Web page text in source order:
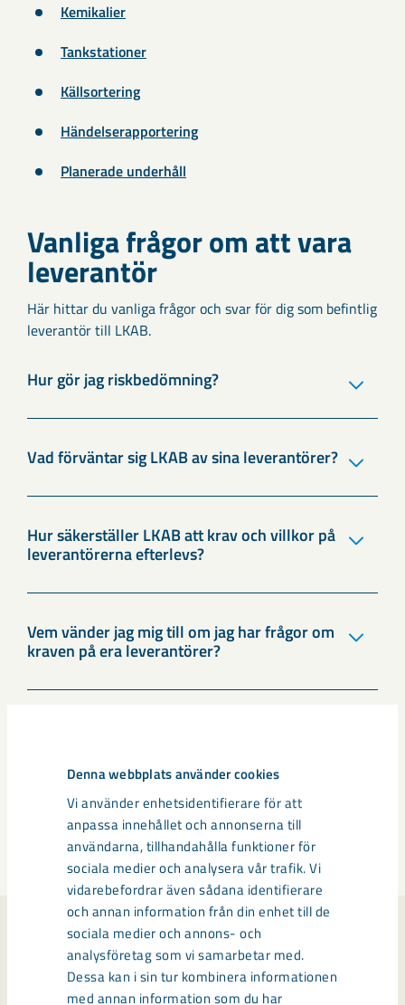
Denna webbplats använder cookies
Vi använder enhetsidentifierare för att
anpassa innehållet och annonserna till
användarna, tillhandahålla funktioner för
sociala medier och analysera vår trafik. Vi
vidarebefordrar även sådana identifierare
och annan information från din enhet till de
sociala medier och annons- och
analysföretag som vi samarbetar med.
Dessa kan i sin tur kombinera informationen
med annan information som du har
Kemikalier
Tankstationer
Källsortering
Händelserapportering
Planerade underhåll
Vanliga frågor om att vara
leverantör
Här hittar du vanliga frågor och svar för dig som befintlig
leverantör till LKAB.
Hur gör jag riskbedömning?
Vad förväntar sig LKAB av sina leverantörer?
Hur säkerställer LKAB att krav och villkor på
leverantörerna efterlevs?
Vem vänder jag mig till om jag har frågor om
kraven på era leverantörer?
Föregående 1 2 Nästa
Nya rutiner för foto, film,